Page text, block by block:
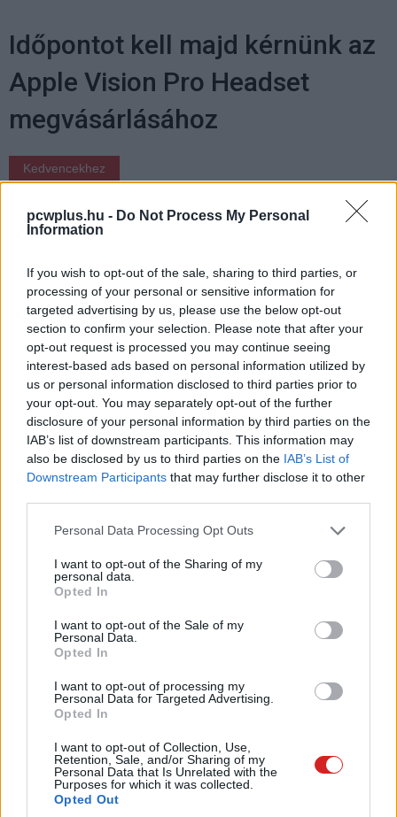
pcwplus.hu - Do Not Process My Personal
Information
If you wish to opt-out of the sale, sharing to third parties, or
processing of your personal or sensitive information for
targeted advertising by us, please use the below opt-out
section to confirm your selection. Please note that after your
opt-out request is processed you may continue seeing
interest-based ads based on personal information utilized by
us or personal information disclosed to third parties prior to
your opt-out. You may separately opt-out of the further
disclosure of your personal information by third parties on the
IAB’s list of downstream participants. This information may
also be disclosed by us to third parties on the IAB’s List of
Downstream Participants that may further disclose it to other
Please note that this website/app uses one or more Google
not limited to your visit or usage behaviour. You may click to
grant or deny consent to Google and its third-party tags to
use your data for below specified purposes in below Google
consent section.
Personal Data Processing Opt Outs
I want to opt-out of the Sharing of my
personal data.
Opted In
I want to opt-out of the Sale of my
Personal Data.
Opted In
I want to opt-out of processing my
Personal Data for Targeted Advertising.
Opted In
I want to opt-out of Collection, Use,
Retention, Sale, and/or Sharing of my
Personal Data that Is Unrelated with the
Purposes for which it was collected.
Opted Out
Időpontot kell majd kérnünk az
Apple Vision Pro Headset
megvásárlásához
Kedvencekhez
Körülményesnek igérkezik az Apple új
csúcstechnológiás fejhallgatójának
beszerzése.
A Ready Player One című könyv, majd a film bemutatója
óta egy évtized sem telt el, de mint az várható volt,
lassan közelebb jutunk az ebben ábrázolt jövőhöz, és
elkészül a kereskedelmi forgalomban kapható,
kiterjesztett valóságot megjelenítő csúcstechnológiás
eszköz, nem meglepő módon az Apple égisze alatt. Arra
is lehetett számítani, hogy új terméktípusról lévén szó
A Vision Po Headset által nyújtott élmény a tervek
ötvözve a két világ minden előnyét. A készülék ára
(3499$, adóval együtt több mint 1,5 millió Ft) megkívánja
biztosítását. Ehhez viszont szükséges, hogy a
fejhallgató-szemüveg kombó egyes elemeit a vásárló
egyedi adottságaihoz, igényeihez szabják.